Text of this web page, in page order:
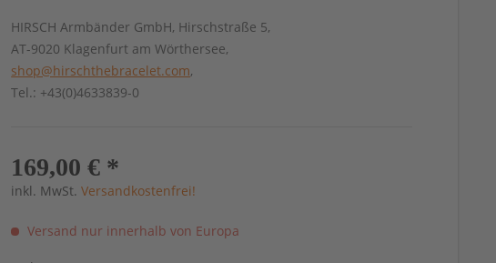
HIRSCH Armbänder GmbH, Hirschstraße 5,
AT-9020 Klagenfurt am Wörthersee,
shop@hirschthebracelet.com,
Tel.: +43(0)4633839-0
169,00 € *
inkl. MwSt.Versandkostenfrei!
Versand nur innerhalb von Europa